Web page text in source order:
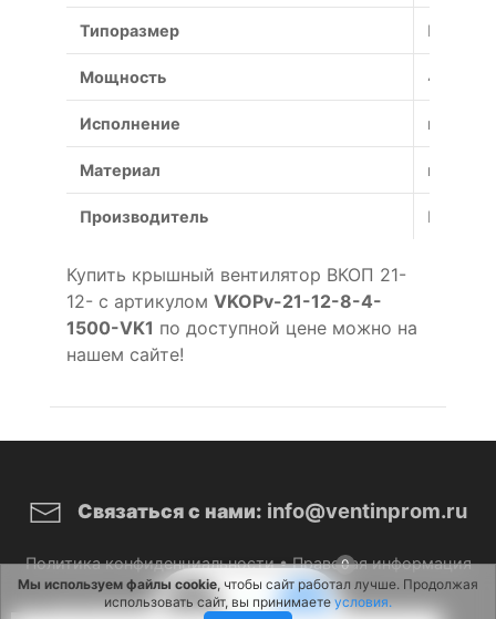
0
Типоразмер №
Мощность 4 кВт
Исполнение
Материал
Производитель Россия
Купить крышный вентилятор ВКОП 21-
12- с артикулом VKOPv-21-12-8-4-
1500-VK1 по доступной цене можно на
нашем сайте!
Связаться с нами: info@ventinprom.ru
Политика конфиденциальности•Правовая информация
© 2026 ВентИнПром. Все права защищены.
Мы используем файлы cookie, чтобы сайт работал лучше. Продолжая
использовать сайт, вы принимаете условия.